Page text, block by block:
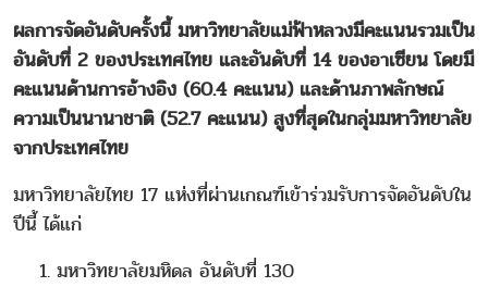
ผลการจัดอันดับครั้งนี้ มหาวิทยาลัยแม่ฟ้าหลวงมีคะแนนรวมเป็น
อันดับที่ 2 ของประเทศไทย และอันดับที่ 14 ของอาเซียน โดยมี
คะแนนด้านการอ้างอิง (60.4 คะแนน) และด้านภาพลักษณ์
ความเป็นนานาชาติ (52.7 คะแนน) สูงที่สุดในกลุ่มมหาวิทยาลัย
จากประเทศไทย
มหาวิทยาลัยไทย 17 แห่งที่ผ่านเกณฑ์เข้าร่วมรับการจัดอันดับใน
ปีนี้ ได้แก่
1. มหาวิทยาลัยมหิดล อันดับที่ 130